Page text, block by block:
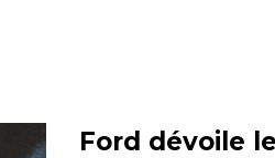
Ford dévoile